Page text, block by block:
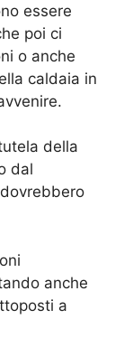
essere
poi ci
o anche
caldaia in
della
dal
anche
a